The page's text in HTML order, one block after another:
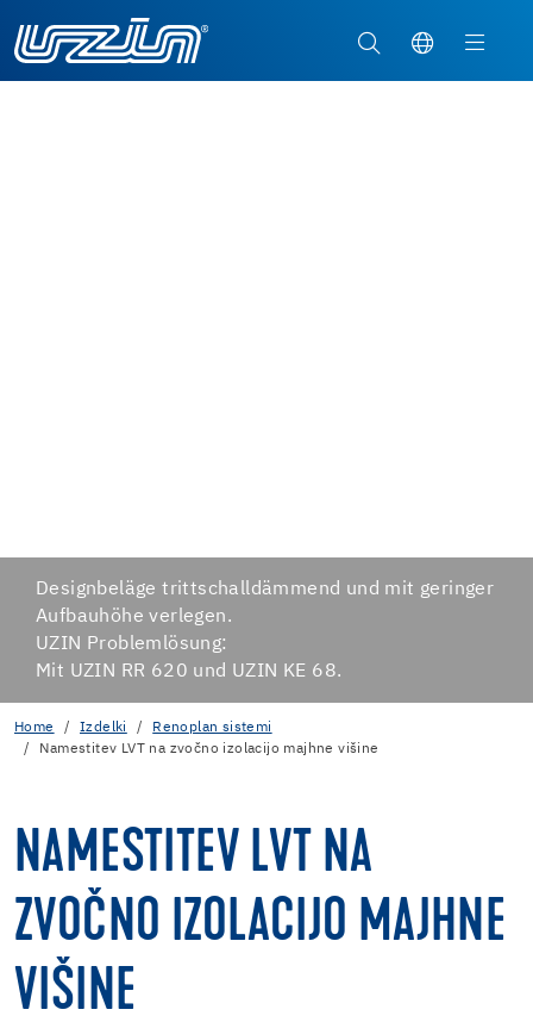
Designbeläge trittschalldämmend und mit geringer
Aufbauhöhe verlegen.
UZIN Problemlösung:
Mit UZIN RR 620 und UZIN KE 68.
Home Izdelki
Renoplan sistemi
Namestitev LVT na zvočno izolacijo majhne višine
NAMESTITEV LVT NA
ZVOČNO IZOLACIJO MAJHNE
VIŠINE